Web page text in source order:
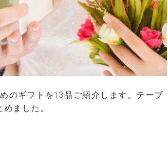
のギフトを13品ご紹介します。テーブ
ました。